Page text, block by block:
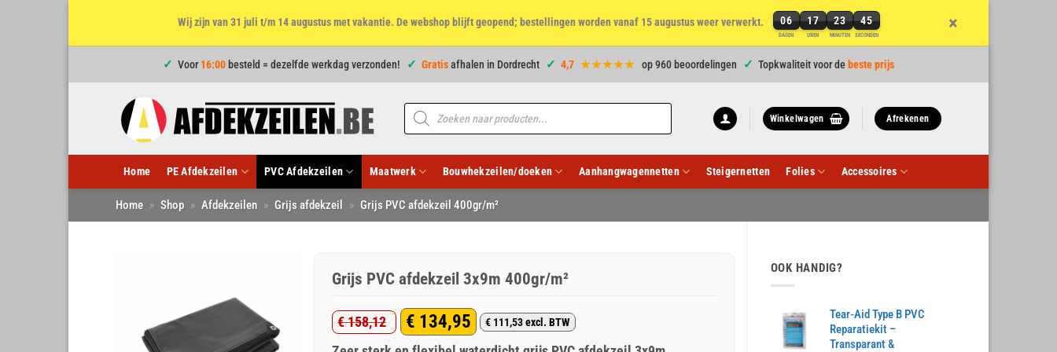
Wij zijn van 31 juli t/m 14 augustus met vakantie. De webshop blijft geopend; bestellingen worden vanaf 15 augustus weer verwerkt. 06
DAGEN
17
UREN
23
MINUTEN
44
SECONDEN
6
dagen,
17
minuten
en
seconden
×
Voor16:00 besteld = dezelfde werkdag verzonden! Gratisafhalen in Dordrecht 4,7 ★★★★★ op 960 beoordelingen Topkwaliteit voor de beste prijs
Producten
zoeken
Winkelwagen Afrekenen
Home PE Afdekzeilen PVC Afdekzeilen Maatwerk Bouwhekzeilen/doeken Aanhangwagennetten Steigernetten Folies Accessoires
Home » Shop » Afdekzeilen » Grijs afdekzeil » Grijs PVC afdekzeil 400gr/m²
OOK HANDIG?
Tear‑Aid Type B PVC
Reparatiekit –
Transparant &
Grijs PVC afdekzeil 3x9m 400gr/m²
€158,12
Oorspronkelijke
€ 134,95
Huidige
€ 111,53excl. BTW